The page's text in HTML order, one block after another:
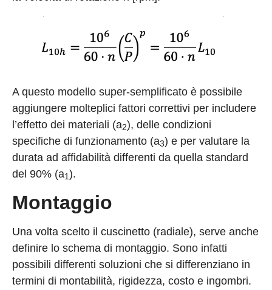
A questo modello super-semplificato è possibile
aggiungere molteplici fattori correttivi per includere
l’effetto dei materiali (a2), delle condizioni
specifiche di funzionamento (a3) e per valutare la
durata ad affidabilità differenti da quella standard
del 90% (a1).
Montaggio
Una volta scelto il cuscinetto (radiale), serve anche
definire lo schema di montaggio. Sono infatti
possibili differenti soluzioni che si differenziano in
termini di montabilità, rigidezza, costo e ingombri.